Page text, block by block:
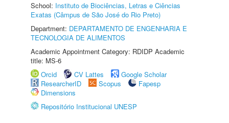
School: Instituto de Biociências, Letras e Ciências
Exatas (Câmpus de São José do Rio Preto)
Department: DEPARTAMENTO DE ENGENHARIA E
TECNOLOGIA DE ALIMENTOS
Academic Appointment Category: RDIDP Academic
title: MS-6
Orcid
CV Lattes
Google Scholar
ResearcherID
Scopus
Fapesp
Dimensions
Repositório Institucional UNESP